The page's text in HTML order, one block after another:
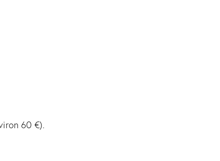
60 €).